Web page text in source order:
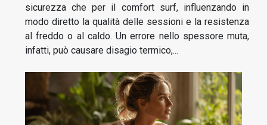
sicurezza che per il comfort surf, influenzando in
modo diretto la qualità delle sessioni e la resistenza
al freddo o al caldo. Un errore nello spessore muta,
infatti, può causare disagio termico,...